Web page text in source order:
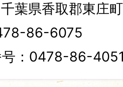
葉県香取郡東庄
86-6075
号：0478-86-